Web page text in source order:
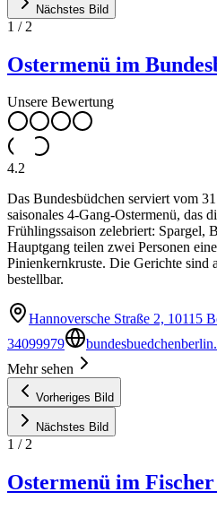
Nächstes Bild
1 / 2
Ostermenü im
Unsere Bewertung
4.2
Das Bundesbüdchen serviert vom
saisonales 4-Gang-Ostermenü, das
Frühlingssaison zelebriert: Spargel,
Hauptgang teilen zwei Personen
Pinienkernkruste. Die Gerichte sind
bestellbar.
Hannoversche Straße 2, 10115
34099979
Mehr sehen
Vorheriges Bild
Nächstes Bild
1 /2
Ostermenü im